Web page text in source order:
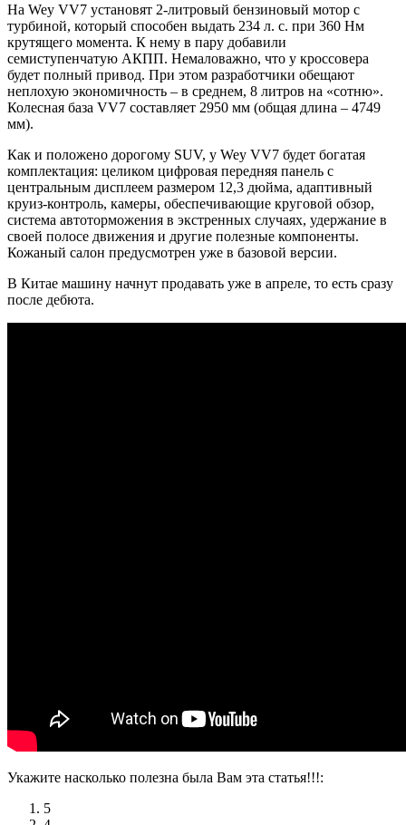
На Wey VV7 установят 2-литровый бензиновый мотор с
турбиной, который способен выдать 234 л. с. при 360 Нм
крутящего момента. К нему в пару добавили
семиступенчатую АКПП. Немаловажно, что у кроссовера
будет полный привод. При этом разработчики обещают
неплохую экономичность – в среднем, 8 литров на «сотню».
Колесная база VV7 составляет 2950 мм (общая длина – 4749
мм).
Как и положено дорогому SUV, у Wey VV7 будет богатая
комплектация: целиком цифровая передняя панель с
центральным дисплеем размером 12,3 дюйма, адаптивный
круиз-контроль, камеры, обеспечивающие круговой обзор,
система автоторможения в экстренных случаях, удержание в
своей полосе движения и другие полезные компоненты.
Кожаный салон предусмотрен уже в базовой версии.
В Китае машину начнут продавать уже в апреле, то есть сразу
после дебюта.
Укажите насколько полезна была Вам эта статья!!!:
5